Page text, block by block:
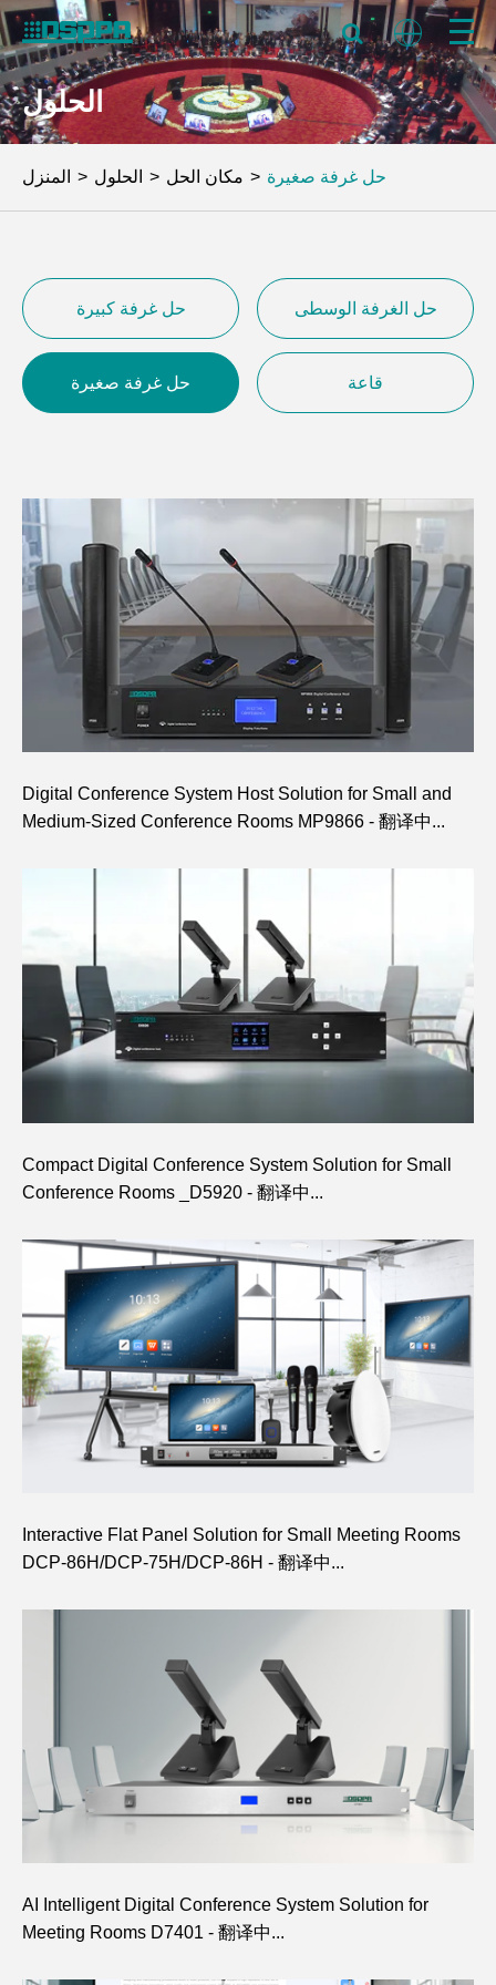
الحلول
المنزل الحلول مكان الحل حل غرفة صغيرة
حل غرفة كبيرة حل الغرفة الوسطى
حل غرفة صغيرة قاعة
Digital Conference System Host Solution for Small and
Medium-Sized Conference Rooms MP9866 - 翻译中...
Compact Digital Conference System Solution for Small
Conference Rooms _D5920 - 翻译中...
Interactive Flat Panel Solution for Small Meeting Rooms
DCP-86H/DCP-75H/DCP-86H - 翻译中...
AI Intelligent Digital Conference System Solution for
Meeting Rooms D7401 - 翻译中...